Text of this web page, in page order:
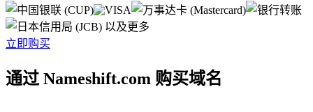
以及更多
立即购买
通过 Nameshift.com 购买域名